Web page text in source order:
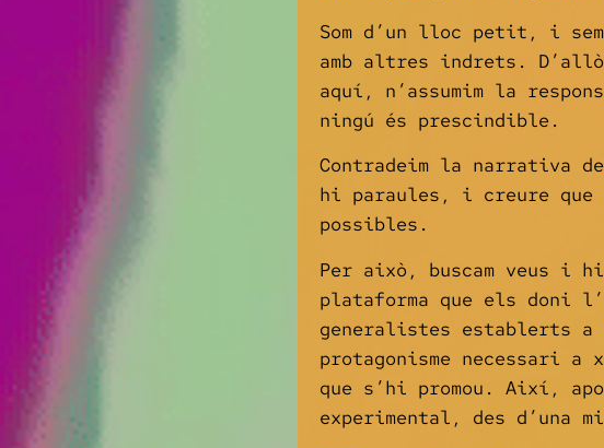
Som d’un lloc petit, i
amb altres indrets.
aquí, n’assumim la
ningú és prescindible.
Contradeim la narrativa
hi paraules, i creure
possibles.
Per això, buscam veus i
plataforma que els doni
generalistes establerts a
protagonisme necessari
que s’hi promou. Així,
experimental, des